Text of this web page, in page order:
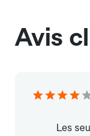
Avis
Les